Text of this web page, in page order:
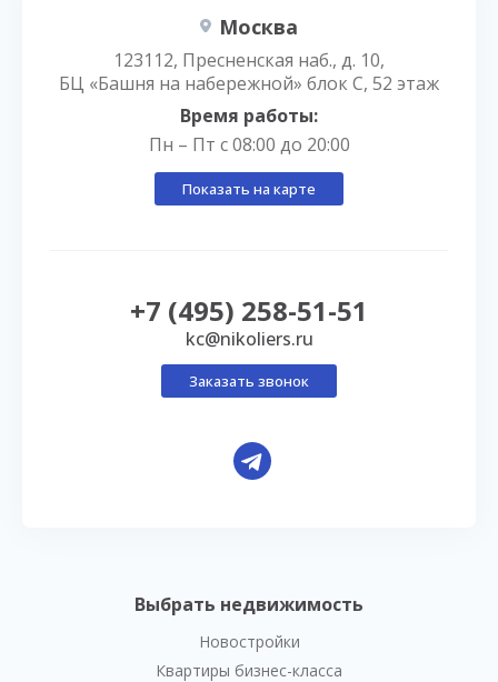
Выбрать недвижимость
Новостройки
Квартиры бизнес-класса
Москва
123112, Пресненская наб., д. 10,
БЦ «Башня на набережной» блок С, 52 этаж
Время работы:
Пн – Пт с 08:00 до 20:00
Показать на карте
+7 (495) 258-51-51
kc@nikoliers.ru
Заказать звонок